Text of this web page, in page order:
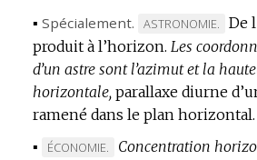
▪ Spécialement.
MARQUE
DE
DOMAINE
:
ASTRONOMIE.
De
produit à l’horizon. Les
d’un astre sont l’azimut et la
horizontale, parallaxe diurne
ramené dans le plan horizontal.
▪
MARQUE
ÉCONOMIE. Concentration